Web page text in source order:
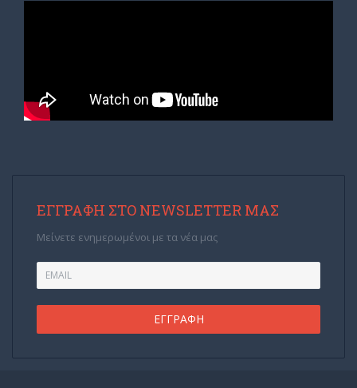
ΕΓΓΡΑΦΉ ΣΤΟ NEWSLETTER ΜΑΣ
Μείνετε ενημερωμένοι με τα νέα μας